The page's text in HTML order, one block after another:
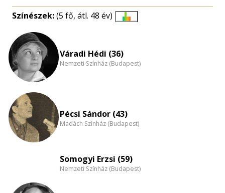
Színészek:(5 fő, átl. 48 év)
Váradi Hédi (36)
Nemzeti Színház (Budapest)
Pécsi Sándor (43)
Madách Színház (Budapest)
Somogyi Erzsi (59)
Nemzeti Színház (Budapest)